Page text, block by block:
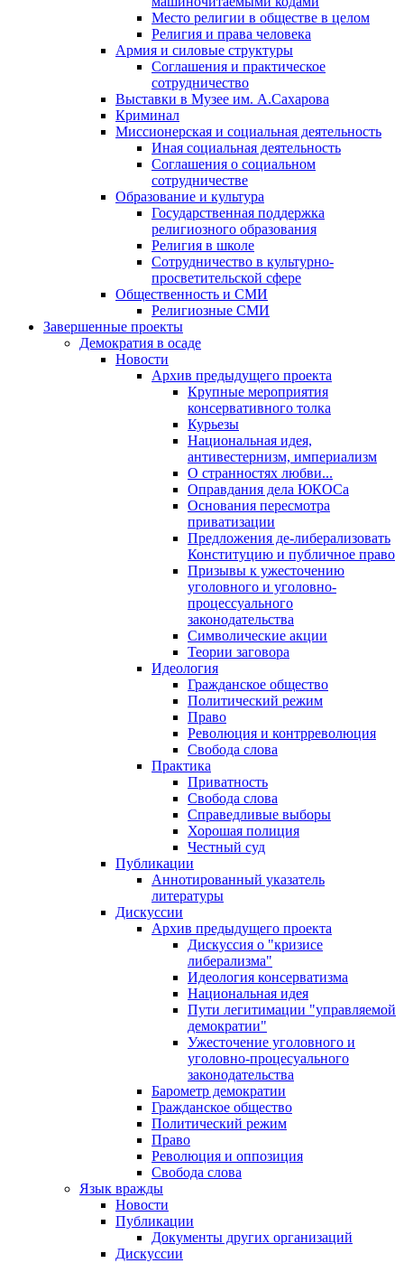
Место религии в обществе в целом
Религия и права человека
Армия и силовые структуры
Соглашения и практическое
сотрудничество
Выставки в Музее им. А.Сахарова
Криминал
Миссионерская и социальная деятельность
Иная социальная деятельность
Соглашения о социальном
сотрудничестве
Образование и культура
Государственная поддержка
религиозного образования
Религия в школе
Сотрудничество в культурно-
просветительской сфере
Общественность и СМИ
Религиозные СМИ
Завершенные проекты
Демократия в осаде
Новости
Архив предыдущего проекта
Крупные мероприятия
консервативного толка
Курьезы
Национальная идея,
антивестернизм, империализм
О странностях любви...
Оправдания дела ЮКОСа
Основания пересмотра
приватизации
Предложения де-либерализовать
Конституцию и публичное право
Призывы к ужесточению
уголовного и уголовно-
процессуального
законодательства
Символические акции
Теории заговора
Идеология
Гражданское общество
Политический режим
Право
Революция и контрреволюция
Свобода слова
Практика
Приватность
Свобода слова
Справедливые выборы
Хорошая полиция
Честный суд
Публикации
Аннотированный указатель
литературы
Дискуссии
Архив предыдущего проекта
Дискуссия о "кризисе
либерализма"
Идеология консерватизма
Национальная идея
Пути легитимации "управляемой
демократии"
Ужесточение уголовного и
уголовно-процесуального
законодательства
Барометр демократии
Гражданское общество
Политический режим
Право
Революция и оппозиция
Свобода слова
Язык вражды
Новости
Публикации
Документы других организаций
Дискуссии